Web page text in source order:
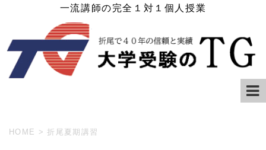
一流講師の完全１対１個人授業
HOME > 折尾夏期講習